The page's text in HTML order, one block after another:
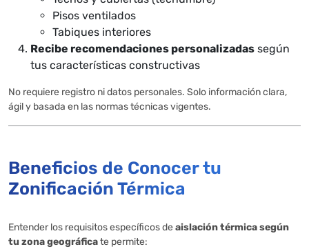
Pisos ventilados
Tabiques interiores
Recibe recomendaciones personalizadas según
tus características constructivas
No requiere registro ni datos personales. Solo información clara,
ágil y basada en las normas técnicas vigentes.
Beneficios de Conocer tu
Zonificación Térmica
Entender los requisitos específicos deaislación térmica según
tu zona geográficate permite: